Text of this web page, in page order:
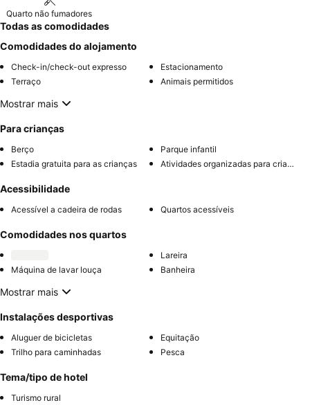
Quarto não fumadores
Todas as comodidades
Comodidades do alojamento
Check-in/check-out expresso
Estacionamento
Terraço
Animais permitidos
Mostrar mais
Para crianças
Berço
Parque infantil
Estadia gratuita para as crianças
Atividades organizadas para crianças
Acessibilidade
Acessível a cadeira de rodas Quartos acessíveis
Comodidades nos quartos
Lareira
Máquina de lavar louça
Banheira
Mostrar mais
Instalações desportivas
Aluguer de bicicletas
Equitação
Trilho para caminhadas
Pesca
Tema/tipo de hotel
Turismo rural